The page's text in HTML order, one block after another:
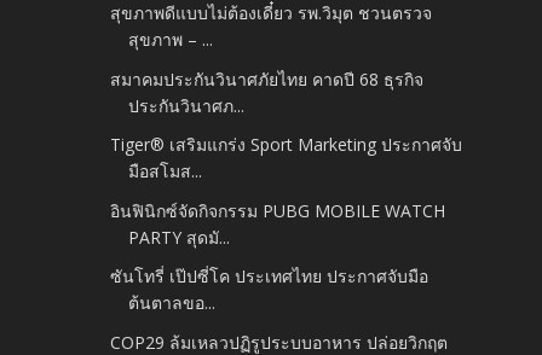
สุขภาพดีแบบไม่ต้องเดี๋ยว รพ.วิมุต ชวนตรวจ
สุขภาพ – ...
สมาคมประกันวินาศภัยไทย คาดปี 68 ธุรกิจ
ประกันวินาศภ...
Tiger® เสริมแกร่ง Sport Marketing ประกาศจับ
มือสโมส...
อินฟินิกซ์จัดกิจกรรม PUBG MOBILE WATCH
PARTY สุดมั...
ซันโทรี่ เป๊ปซี่โค ประเทศไทย ประกาศจับมือ
ต้นตาลขอ...
COP29 ล้มเหลวปฏิรูประบบอาหาร ปล่อยวิกฤต